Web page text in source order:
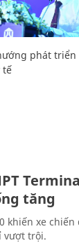
phát triển
tế
tăng
khiến xe
vượt trội.